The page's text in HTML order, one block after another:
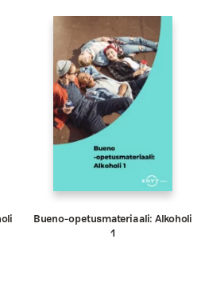
Bueno-opetusmateriaali: Alkoholi
1